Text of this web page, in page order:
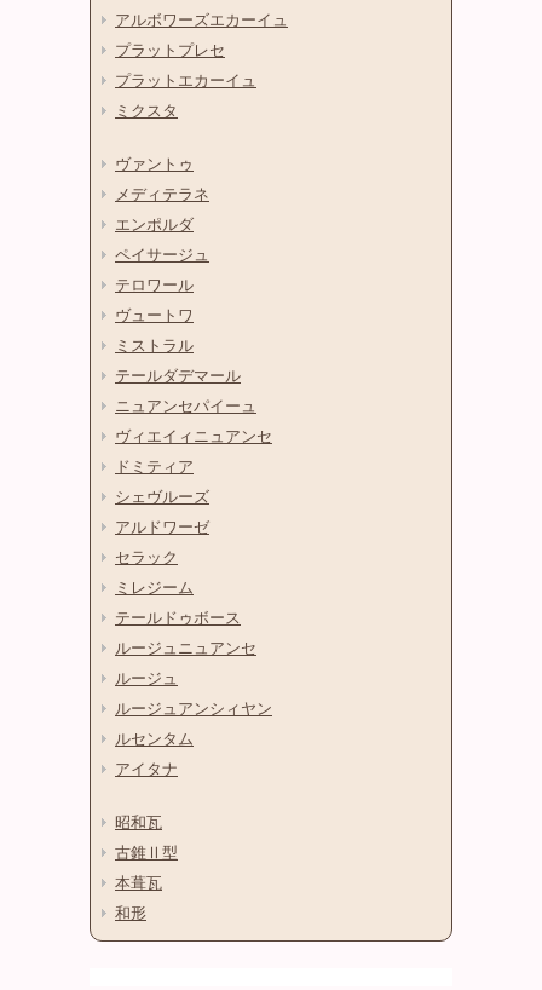
アルボワーズエカーイュ
プラットプレセ
プラットエカーイュ
ミクスタ
ヴァントゥ
メディテラネ
エンポルダ
ペイサージュ
テロワール
ヴュートワ
ミストラル
テールダデマール
ニュアンセパイーュ
ヴィエイィニュアンセ
ドミティア
シェヴルーズ
アルドワーゼ
セラック
ミレジーム
テールドゥボース
ルージュニュアンセ
ルージュ
ルージュアンシィヤン
ルセンタム
アイタナ
昭和瓦
古錐Ⅱ型
本葺瓦
和形